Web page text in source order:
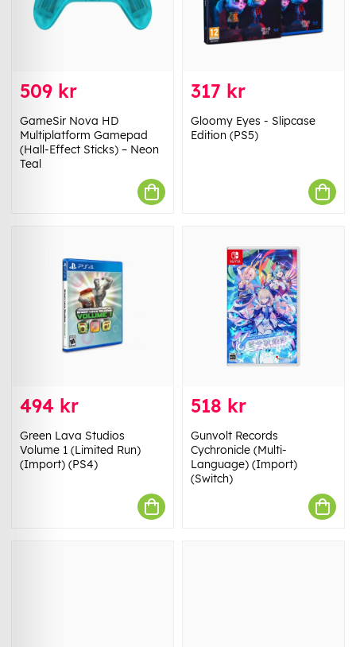
509 kr
GameSir Nova HD
Multiplatform Gamepad
(Hall-Effect Sticks) – Neon
Teal
317 kr
Gloomy Eyes - Slipcase
Edition (PS5)
494 kr
Green Lava Studios
Volume 1 (Limited Run)
(Import) (PS4)
518 kr
Gunvolt Records
Cychronicle (Multi-
Language) (Import)
(Switch)